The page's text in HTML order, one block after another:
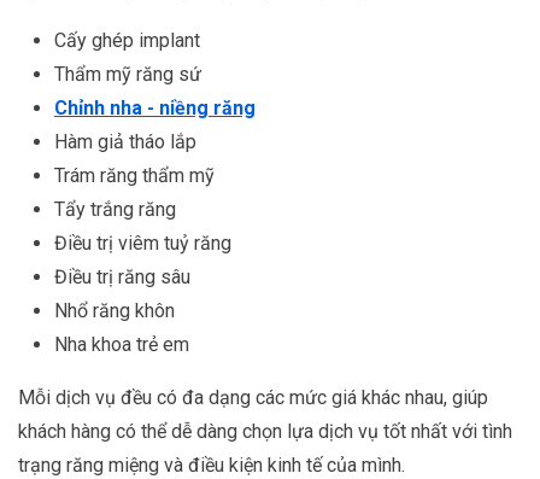
Cấy ghép implant
Thẩm mỹ răng sứ
Chỉnh nha - niềng răng
Hàm giả tháo lắp
Trám răng thẩm mỹ
Tẩy trắng răng
Điều trị viêm tuỷ răng
Điều trị răng sâu
Nhổ răng khôn
Nha khoa trẻ em
Mỗi dịch vụ đều có đa dạng các mức giá khác nhau, giúp
khách hàng có thể dễ dàng chọn lựa dịch vụ tốt nhất với tình
trạng răng miệng và điều kiện kinh tế của mình.